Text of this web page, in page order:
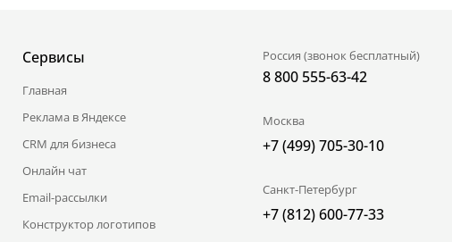
Сервисы
Главная
Реклама в Яндексе
CRM для бизнеса
Онлайн чат
Email-рассылки
Конструктор логотипов
Россия (звонок бесплатный)
8 800 555-63-42
Москва
+7 (499) 705-30-10
Санкт-Петербург
+7 (812) 600-77-33